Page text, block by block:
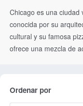
Chicago es una ciudad
conocida por su
cultural y su famosa
ofrece una mezcla de
Ordenar por